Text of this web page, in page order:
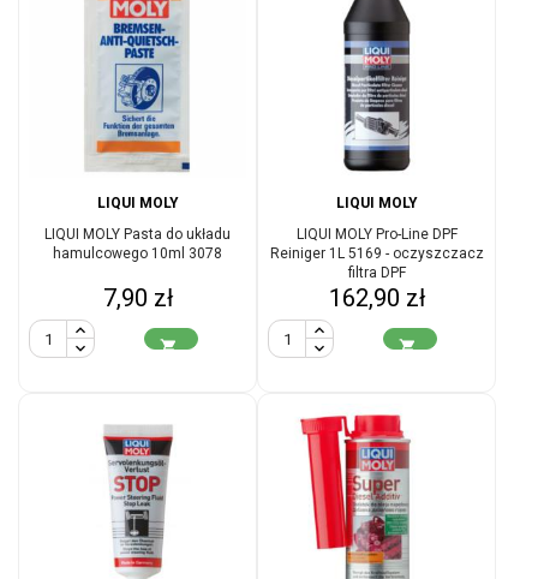
LIQUI MOLY
LIQUI MOLY Pasta do układu
hamulcowego 10ml 3078
Cena
7,90 zł

LIQUI MOLY
LIQUI MOLY Pro-Line DPF
Reiniger 1L 5169 - oczyszczacz
filtra DPF
Cena
162,90 zł
